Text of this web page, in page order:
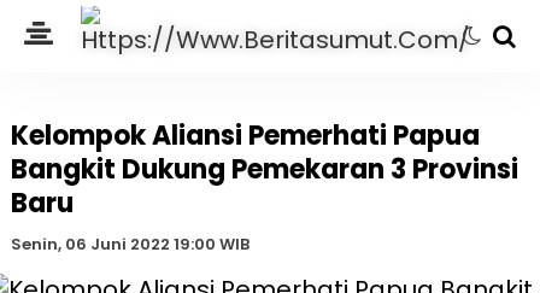
Kelompok Aliansi Pemerhati Papua
Bangkit Dukung Pemekaran 3 Provinsi
Baru
Senin, 06 Juni 2022 19:00 WIB